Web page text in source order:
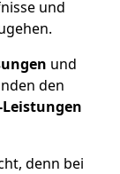
und
und
den
Leistungen
denn bei